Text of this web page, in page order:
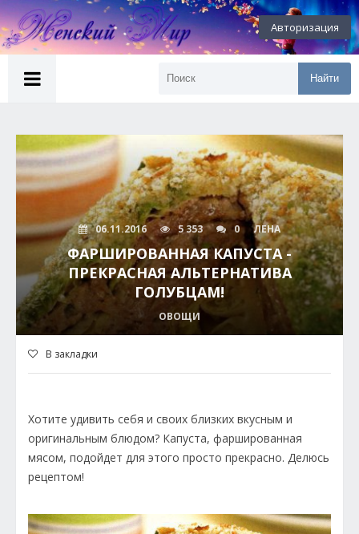
Авторизация
Найти
06.11.2016 5 353 0 ЛЕНА
ФАРШИРОВАННАЯ КАПУСТА -
ПРЕКРАСНАЯ АЛЬТЕРНАТИВА
ГОЛУБЦАМ!
ОВОЩИ
В закладки
Хотите удивить себя и своих близких вкусным и
оригинальным блюдом? Капуста, фаршированная
мясом, подойдет для этого просто прекрасно. Делюсь
рецептом!